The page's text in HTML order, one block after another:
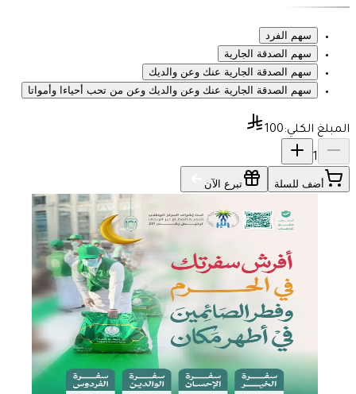
سهم الفرد
سهم الصدقة الجارية
سهم الصدقة الجارية عنك وعن والديك
سهم الصدقة الجارية عنك وعن والديك وعن من تحب أحياءا وأمواتا
المبلغ الكلي:100
1
أضف للسلة تبرع الآن